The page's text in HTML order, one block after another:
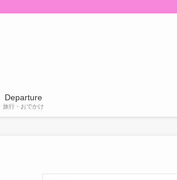
Departure
旅行・おでかけ